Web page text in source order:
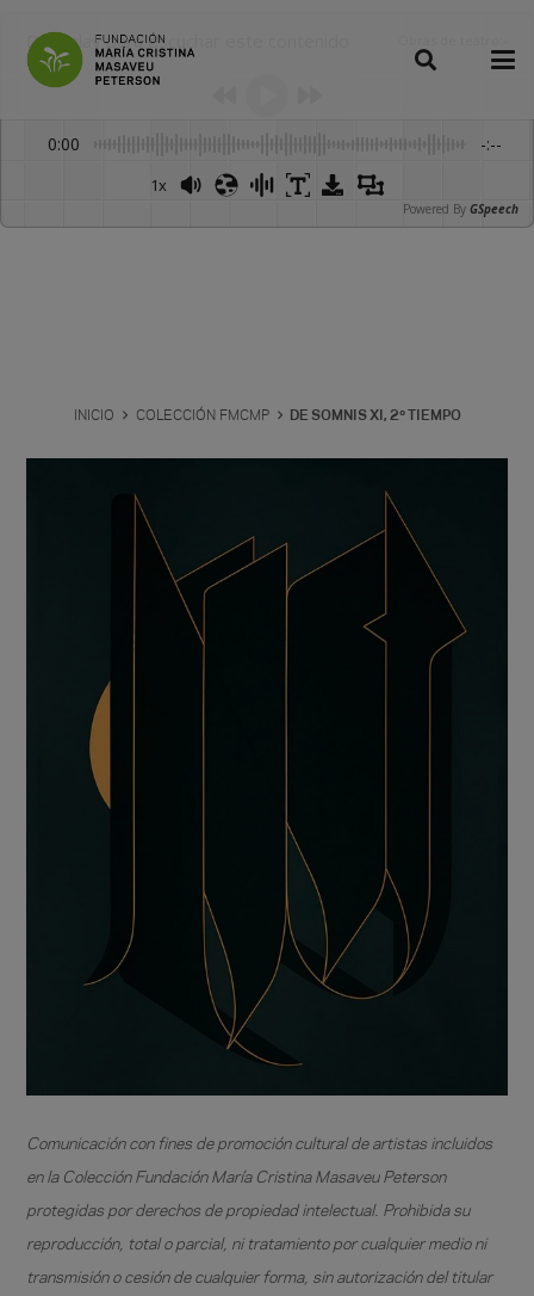
Dale play para escuchar este contenido
0:00 -:--
1x
Powered By GSpeech
INICIO COLECCIÓN FMCMP DE SOMNIS XI, 2º TIEMPO
Comunicación con fines de promoción cultural de artistas incluidos
en la Colección Fundación María Cristina Masaveu Peterson
protegidas por derechos de propiedad intelectual. Prohibida su
reproducción, total o parcial, ni tratamiento por cualquier medio ni
transmisión o cesión de cualquier forma, sin autorización del titular